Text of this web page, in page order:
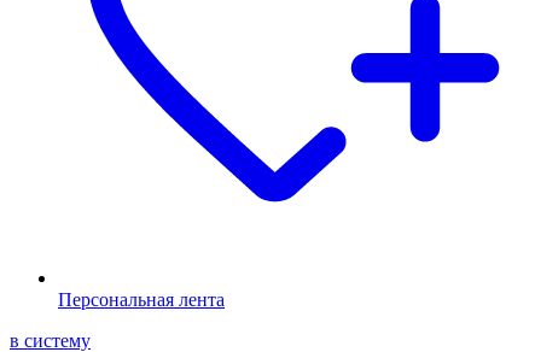
Персональная лента
в систему